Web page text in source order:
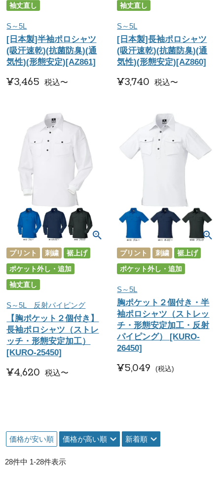
袖丈直し
S～5L
[日本製]半袖ポロシャツ
(吸汗速乾)(抗菌防臭)(通
気性)(形態安定)[AZ861]
¥3,465 税込〜
袖丈直し
S～5L
[日本製]長袖ポロシャツ
(吸汗速乾)(抗菌防臭)(通
気性)(形態安定)[AZ860]
¥3,740 税込〜
プリント 刺繍
裾上げ
ポケット外し・追加
袖丈直し
S～5L 反射パイピング
【胸ポケット２個付き】
長袖ポロシャツ（ストレ
ッチ・形態安定加工）
[KURO-25450]
¥4,620 税込〜
プリント 刺繍
裾上げ
ポケット外し・追加
S～5L
胸ポケット２個付き・半
袖ポロシャツ（ストレッ
チ・形態安定加工・反射
パイピング） [KURO-
26450]
¥5,049 税込
価格が安い順 価格が高い順 新着順
28件中 1-28件表示